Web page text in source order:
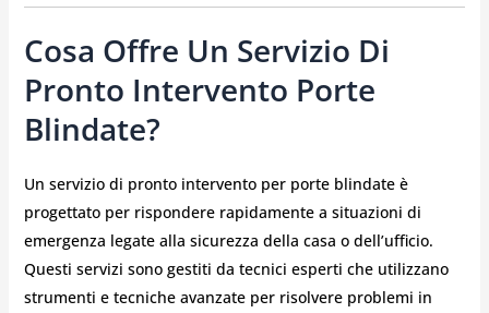
Cosa Offre Un Servizio Di
Pronto Intervento Porte
Blindate?
Un servizio di pronto intervento per porte blindate è
progettato per rispondere rapidamente a situazioni di
emergenza legate alla sicurezza della casa o dell’ufficio.
Questi servizi sono gestiti da tecnici esperti che utilizzano
strumenti e tecniche avanzate per risolvere problemi in